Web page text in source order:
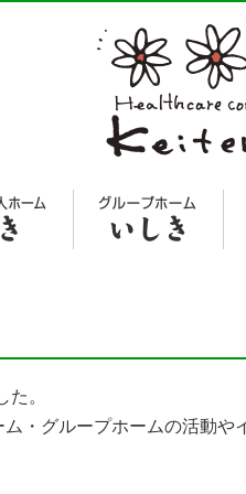
。
・グループホームの活動や